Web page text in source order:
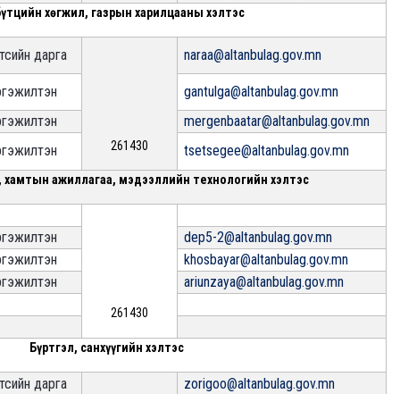
хөгжил, газрын харилцааны хэлтэс
дарга
261430
naraa@altanbulag.gov.mn
gantulga@altanbulag.gov.mn
mergenbaatar@altanbulag.gov.mn
tsetsegee@altanbulag.gov.mn
хамтын ажиллагаа, мэдээллийн технологийн хэлтэс
261430
dep5-2@altanbulag.gov.mn
khosbayar@altanbulag.gov.mn
ariunzaya@altanbulag.gov.mn
Бүртгэл, санхүүгийн хэлтэс
дарга
zorigoo@altanbulag.gov.mn